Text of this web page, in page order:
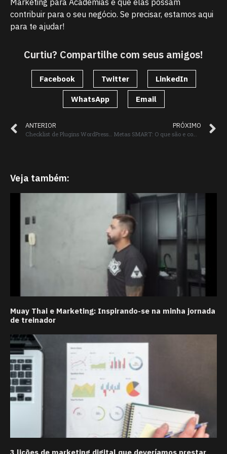
contribuir para o seu negócio. Se precisar, estamos aqui
para te ajudar!
Curtiu? Compartilhe com seus amigos!
Facebook Twitter LinkedIn
WhatsApp Email
ANTERIOR
Checklist de Plugins WordPress 2021
PRÓXIMO
Metas SMART: O que são e como definir as suas para 2021
Veja também:
Muay Thai e Marketing: Inspirando-se na minha jornada
de treinador